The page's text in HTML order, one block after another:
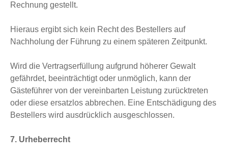
Rechnung gestellt.
Hieraus ergibt sich kein Recht des Bestellers auf
Nachholung der Führung zu einem späteren Zeitpunkt.
Wird die Vertragserfüllung aufgrund höherer Gewalt
gefährdet, beeinträchtigt oder unmöglich, kann der
Gästeführer von der vereinbarten Leistung zurücktreten
oder diese ersatzlos abbrechen. Eine Entschädigung des
Bestellers wird ausdrücklich ausgeschlossen.
7. Urheberrecht